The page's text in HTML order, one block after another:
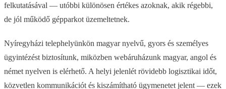
felkutatásával — utóbbi különösen értékes azoknak, akik régebbi,
de jól működő gépparkot üzemeltetnek.
Nyíregyházi telephelyünkön magyar nyelvű, gyors és személyes
ügyintézést biztosítunk, miközben webáruházunk magyar, angol és
német nyelven is elérhető. A helyi jelenlét rövidebb logisztikai időt,
közvetlen kommunikációt és kiszámítható ügymenetet jelent — ezek